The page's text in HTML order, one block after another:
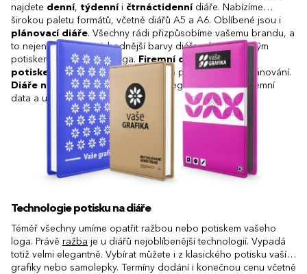
najdete denní, týdenníi čtrnáctidennídiáře. Nabízíme
širokou paletu formátů, včetně diářů A5 a A6. Oblíbené jsou i
plánovací diáře. Všechny rádi přizpůsobíme vašemu brandu, a
to nejen výběrem nejvhodnější barvy diáře, ale i samotným
potiskem nebo ražbou loga. Firemní diáře s vlastním
potiskem
jsou skvělým pomocníkem pro pravidelné plánování.
Diáře na míruvám navíc umožní integrovat důležitá firemní
data a události přímo do designu.
Technologie potisku na diáře
Téměř všechny umíme opatřit ražbou nebo potiskem vašeho
loga. Právě ražba je u diářů nejoblíbenější technologií. Vypadá
totiž velmi elegantně. Vybírat můžete i z klasického potisku vaší
grafiky nebo samolepky. Termíny dodání i konečnou cenu včetně